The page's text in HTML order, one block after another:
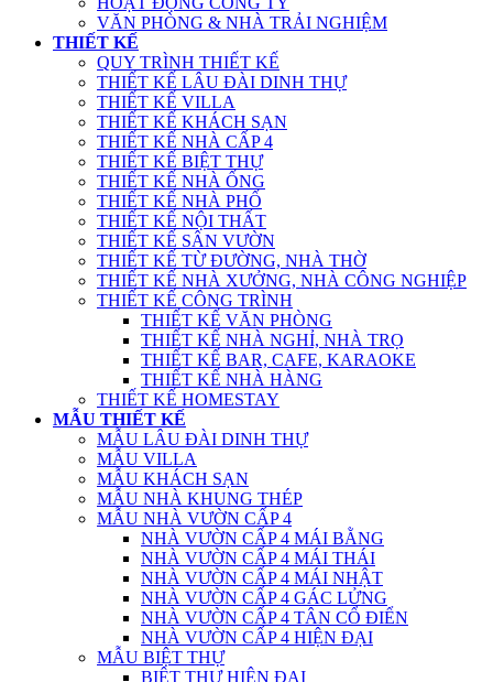
VĂN PHÒNG & NHÀ TRẢI NGHIỆM
THIẾT KẾ
QUY TRÌNH THIẾT KẾ
THIẾT KẾ LÂU ĐÀI DINH THỰ
THIẾT KẾ VILLA
THIẾT KẾ KHÁCH SẠN
THIẾT KẾ NHÀ CẤP 4
THIẾT KẾ BIỆT THỰ
THIẾT KẾ NHÀ ỐNG
THIẾT KẾ NHÀ PHỐ
THIẾT KẾ NỘI THẤT
THIẾT KẾ SÂN VƯỜN
THIẾT KẾ TỪ ĐƯỜNG, NHÀ THỜ
THIẾT KẾ NHÀ XƯỞNG, NHÀ CÔNG NGHIỆP
THIẾT KẾ CÔNG TRÌNH
THIẾT KẾ VĂN PHÒNG
THIẾT KẾ NHÀ NGHỈ, NHÀ TRỌ
THIẾT KẾ BAR, CAFE, KARAOKE
THIẾT KẾ NHÀ HÀNG
THIẾT KẾ HOMESTAY
MẪU THIẾT KẾ
MẪU LÂU ĐÀI DINH THỰ
MẪU VILLA
MẪU KHÁCH SẠN
MẪU NHÀ KHUNG THÉP
MẪU NHÀ VƯỜN CẤP 4
NHÀ VƯỜN CẤP 4 MÁI BẰNG
NHÀ VƯỜN CẤP 4 MÁI THÁI
NHÀ VƯỜN CẤP 4 MÁI NHẬT
NHÀ VƯỜN CẤP 4 GÁC LỬNG
NHÀ VƯỜN CẤP 4 TÂN CỔ ĐIỂN
NHÀ VƯỜN CẤP 4 HIỆN ĐẠI
MẪU BIỆT THỰ
BIỆT THỰ HIỆN ĐẠI